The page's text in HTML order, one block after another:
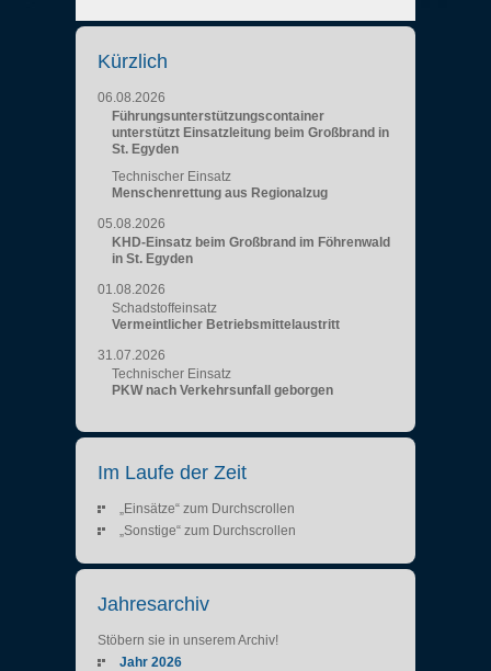
Kürzlich
06.08.2026
Führungsunterstützungscontainer
unterstützt Einsatzleitung beim Großbrand in
St. Egyden
Technischer Einsatz
Menschenrettung aus Regionalzug
05.08.2026
KHD-Einsatz beim Großbrand im Föhrenwald
in St. Egyden
01.08.2026
Schadstoffeinsatz
Vermeintlicher Betriebsmittelaustritt
31.07.2026
Technischer Einsatz
PKW nach Verkehrsunfall geborgen
Im Laufe der Zeit
„Einsätze“ zum Durchscrollen
„Sonstige“ zum Durchscrollen
Jahresarchiv
Stöbern sie in unserem Archiv!
Jahr 2026